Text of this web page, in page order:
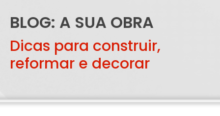
BLOG: A SUA OBRA
Dicas para construir,
reformar e decorar